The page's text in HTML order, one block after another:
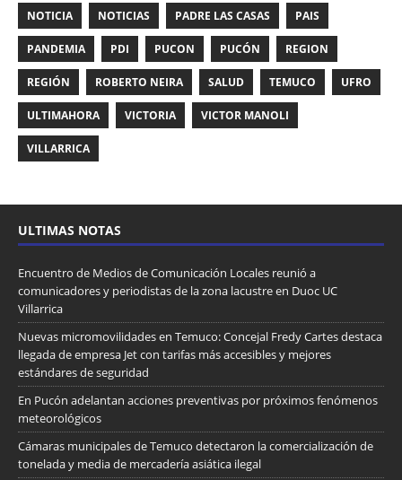
NOTICIA NOTICIAS PADRE LAS CASAS PAIS
PANDEMIA PDI PUCON PUCÓN REGION
REGIÓN ROBERTO NEIRA SALUD TEMUCO UFRO
ULTIMAHORA VICTORIA VICTOR MANOLI
VILLARRICA
ULTIMAS NOTAS
Encuentro de Medios de Comunicación Locales reunió a
comunicadores y periodistas de la zona lacustre en Duoc UC
Villarrica
Nuevas micromovilidades en Temuco: Concejal Fredy Cartes destaca
llegada de empresa Jet con tarifas más accesibles y mejores
estándares de seguridad
En Pucón adelantan acciones preventivas por próximos fenómenos
meteorológicos
Cámaras municipales de Temuco detectaron la comercialización de
tonelada y media de mercadería asiática ilegal